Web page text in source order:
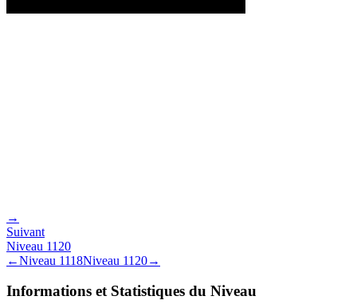
→
Suivant
Niveau 1120
←Niveau 1118Niveau 1120→
Informations et Statistiques du Niveau